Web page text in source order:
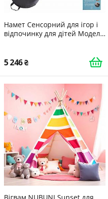
Намет Сенсорний для ігор і
відпочинку для дітей Модель
5 246